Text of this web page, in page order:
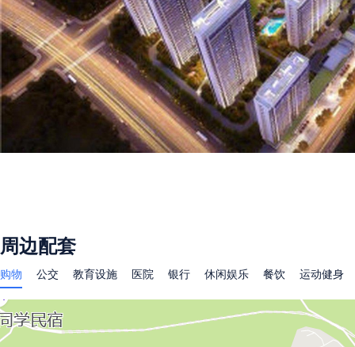
周边配套
购物 公交 教育设施 医院 银行 休闲娱乐 餐饮 运动健身